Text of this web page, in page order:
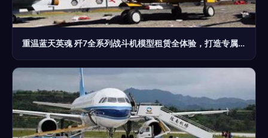
重温蓝天英魂 歼7全系列战斗机模型租赁全体验，打造专属视觉记忆